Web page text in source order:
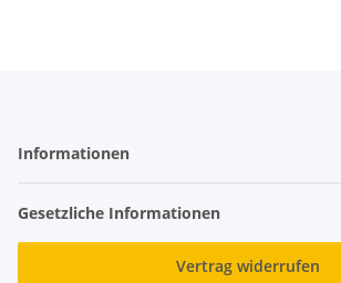
Informationen
Gesetzliche Informationen
Vertrag widerrufen